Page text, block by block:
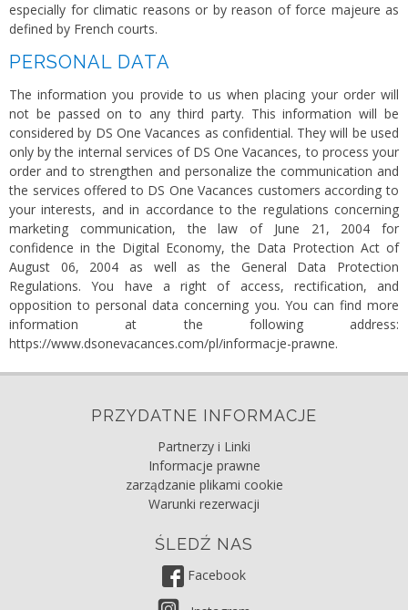
especially for climatic reasons or by reason of force majeure as
defined by French courts.
PERSONAL DATA
The information you provide to us when placing your order will
not be passed on to any third party. This information will be
considered by DS One Vacances as confidential. They will be used
only by the internal services of DS One Vacances, to process your
order and to strengthen and personalize the communication and
the services offered to DS One Vacances customers according to
your interests, and in accordance to the regulations concerning
marketing communication, the law of June 21, 2004 for
confidence in the Digital Economy, the Data Protection Act of
August 06, 2004 as well as the General Data Protection
Regulations. You have a right of access, rectification, and
opposition to personal data concerning you. You can find more
information at the following address:
https://www.dsonevacances.com/pl/informacje-prawne.
PRZYDATNE INFORMACJE
Partnerzy i Linki
Informacje prawne
zarządzanie plikami cookie
Warunki rezerwacji
ŚLEDŹ NAS
Facebook